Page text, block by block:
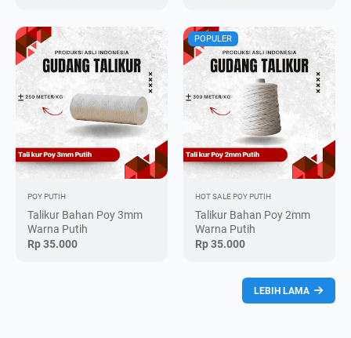
POY PUTIH
Talikur Bahan Poy 3mm
Warna Putih
Rp 35.000
HOT SALE POY PUTIH
Talikur Bahan Poy 2mm
Warna Putih
Rp 35.000
POPULER
LEBIH LAMA